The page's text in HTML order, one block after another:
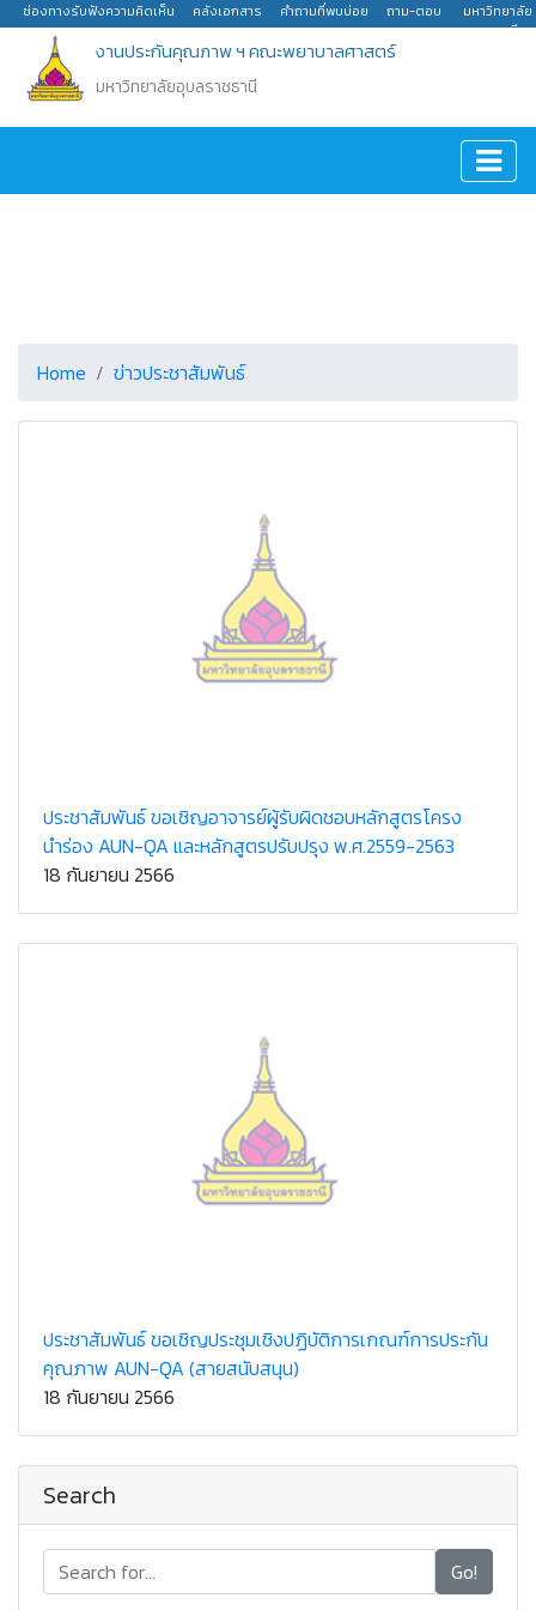
ช่องทางรับฟังความคิดเห็น คลังเอกสาร คำถามที่พบบ่อย ถาม-ตอบ
มหาวิทยาลัย
อุบลราชธานี
งานประกันคุณภาพ ฯ คณะพยาบาลศาสตร์
มหาวิทยาลัยอุบลราชธานี
Home ข่าวประชาสัมพันธ์
ประชาสัมพันธ์ ขอเชิญอาจารย์ผู้รับผิดชอบหลักสูตรโครง
นำร่อง AUN-QA และหลักสูตรปรับปรุง พ.ศ.2559-2563
18 กันยายน 2566
ประชาสัมพันธ์ ขอเชิญประชุมเชิงปฏิบัติการเกณฑ์การประกัน
คุณภาพ AUN-QA (สายสนับสนุน)
18 กันยายน 2566
Search
Go!